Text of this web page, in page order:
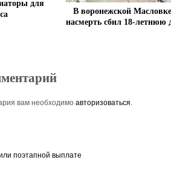
для
В воронежской
насмерть сбил 18-летнюю
вам необходимо авторизоваться.
поэтапной выплате